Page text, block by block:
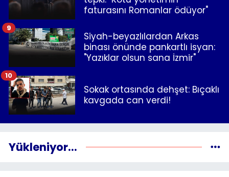
faturasını Romanlar ödüyor"
Siyah-beyazlılardan Arkas
binası önünde pankartlı isyan:
"Yazıklar olsun sana İzmir"
9
Sokak ortasında dehşet: Bıçaklı
kavgada can verdi!
10
Yükleniyor...